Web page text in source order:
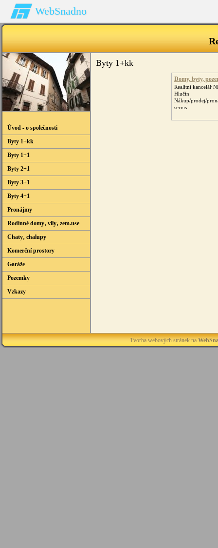
WebSnadno
Úvod - o společnosti
Byty 1+kk
Byty 1+1
Byty 2+1
Byty 3+1
Byty 4+1
Pronájmy
Rodinné domy‚ vily‚ zem.use
Chaty‚ chalupy
Komerční prostory
Garáže
Pozemky
Vzkazy
Byty 1+kk
Domy, byty,
Realitní kancelář
Hlučín
Nákup/prodej/
servis
Tvorba webových stránek na